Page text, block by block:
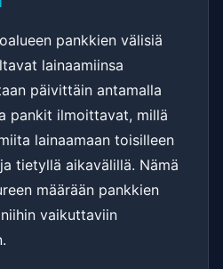
pankkien välisiä
lainaamiinsa
päivittäin antamalla
pankit ilmoittavat, millä
lainaamaan toisilleen
tietyllä aikavälillä. Nämä
määrään pankkien
vaikuttaviin